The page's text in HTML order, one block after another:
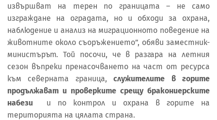
извършват на терен по границата – не само
изграждане на оградата, но и обходи за охрана,
наблюдение и анализ на миграционното поведение на
животните около съоръжението”, обяви заместник-
министърът. Той посочи, че в разгара на летния
сезон въпреки пренасочването на част от ресурса
към северната граница,служителите в горите
продължават и проверките срещу бракониерските
набези
и по контрол и охрана в горите на
територията на цялата страна.